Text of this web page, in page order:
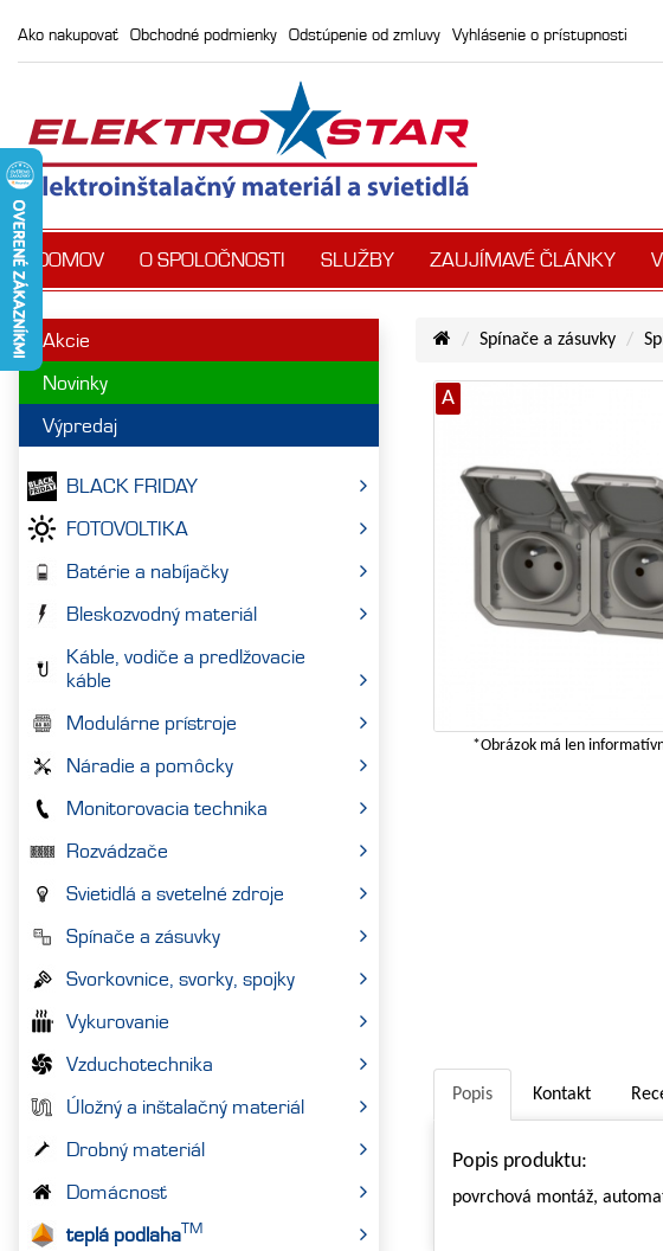
Ako nakupovať Obchodné podmienky Odstúpenie od zmluvy Vyhlásenie o prístupnosti
DOMOV O SPOLOČNOSTI SLUŽBY ZAUJÍMAVÉ ČLÁNKY
Akcie
Novinky
Výpredaj
BLACK FRIDAY
FOTOVOLTIKA
Batérie a nabíjačky
Bleskozvodný materiál
Káble, vodiče a predlžovacie
káble
Modulárne prístroje
Náradie a pomôcky
Monitorovacia technika
Rozvádzače
Svietidlá a svetelné zdroje
Spínače a zásuvky
Svorkovnice, svorky, spojky
Vykurovanie
Vzduchotechnika
Úložný a inštalačný materiál
Drobný materiál
Domácnosť
teplá podlahaTM
Spínače a zásuvky
A
*Obrázok má len
Popis Kontakt
Popis produktu:
povrchová montáž,